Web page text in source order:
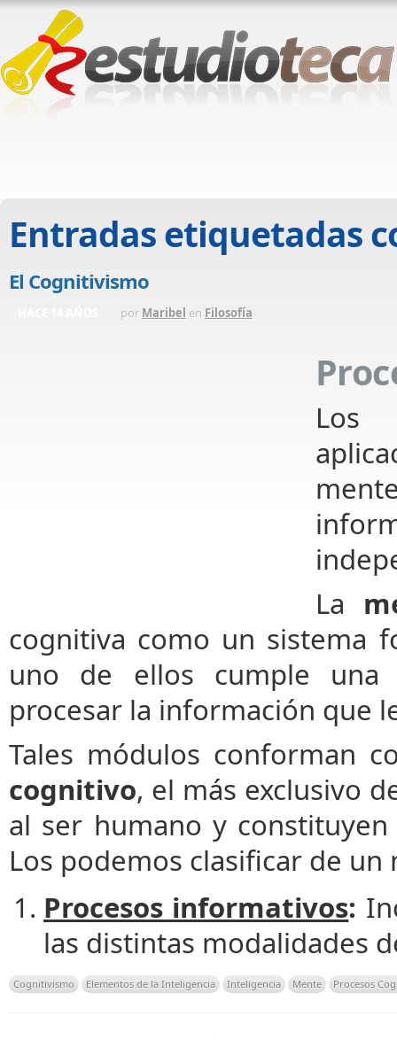
Entradas etiquetadas
El Cognitivismo
por Maribel en Filosofía
Los
La
cognitiva como un sistema
uno de ellos cumple una
procesar la información que
Tales módulos conforman
cognitivo, el más exclusivo
al ser humano y
Los podemos clasificar de
Procesos informativos: I
las distintas modalidades
Cognitivismo Elementos de la Inteligencia Inteligencia Mente Procesos